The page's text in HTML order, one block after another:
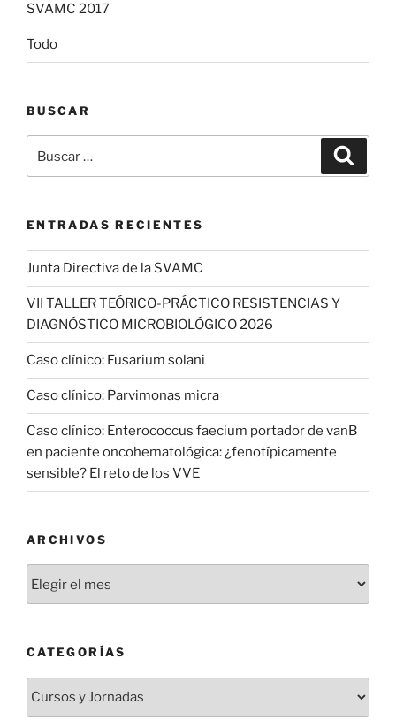
SVAMC 2017
Todo
BUSCAR
por:
ENTRADAS RECIENTES
Junta Directiva de la SVAMC
VII TALLER TEÓRICO-PRÁCTICO RESISTENCIAS Y
DIAGNÓSTICO MICROBIOLÓGICO 2026
Caso clínico: Fusarium solani
Caso clínico: Parvimonas micra
Caso clínico: Enterococcus faecium portador de vanB
en paciente oncohematológica: ¿fenotípicamente
sensible? El reto de los VVE
ARCHIVOS
CATEGORÍAS
Categorías